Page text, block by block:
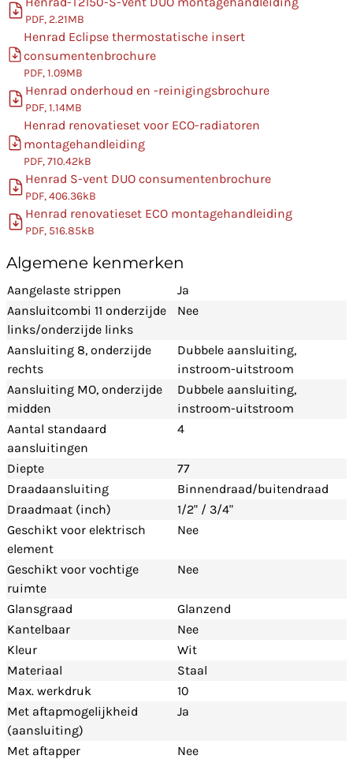
PDF, 2.21MB
Henrad Eclipse thermostatische insert
consumentenbrochure
PDF, 1.09MB
Henrad onderhoud en -reinigingsbrochure
PDF, 1.14MB
Henrad renovatieset voor ECO-radiatoren
montagehandleiding
PDF, 710.42kB
Henrad S-vent DUO consumentenbrochure
PDF, 406.36kB
Henrad renovatieset ECO montagehandleiding
PDF, 516.85kB
Algemene kenmerken
Aangelaste strippen
Ja
Aansluitcombi 11 onderzijde
links/onderzijde links
Nee
Aansluiting 8, onderzijde
rechts
Dubbele aansluiting,
instroom-uitstroom
Aansluiting MO, onderzijde
midden
Dubbele aansluiting,
instroom-uitstroom
Aantal standaard
aansluitingen
4
Diepte
77
Draadaansluiting
Binnendraad/buitendraad
Draadmaat (inch)
1/2" / 3/4"
Geschikt voor elektrisch
element
Nee
Geschikt voor vochtige
ruimte
Nee
Glansgraad
Glanzend
Kantelbaar
Nee
Kleur
Wit
Materiaal
Staal
Max. werkdruk
10
Met aftapmogelijkheid
(aansluiting)
Ja
Met aftapper
Nee